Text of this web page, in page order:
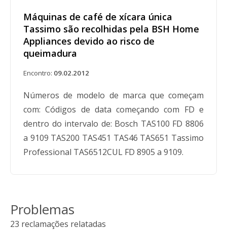
Máquinas de café de xícara única
Tassimo são recolhidas pela BSH Home
Appliances devido ao risco de
queimadura
Encontro: 09.02.2012
Números de modelo de marca que começam
com: Códigos de data começando com FD e
dentro do intervalo de: Bosch TAS100 FD 8806
a 9109 TAS200 TAS451 TAS46 TAS651 Tassimo
Professional TAS6512CUL FD 8905 a 9109.
Problemas
23 reclamações relatadas